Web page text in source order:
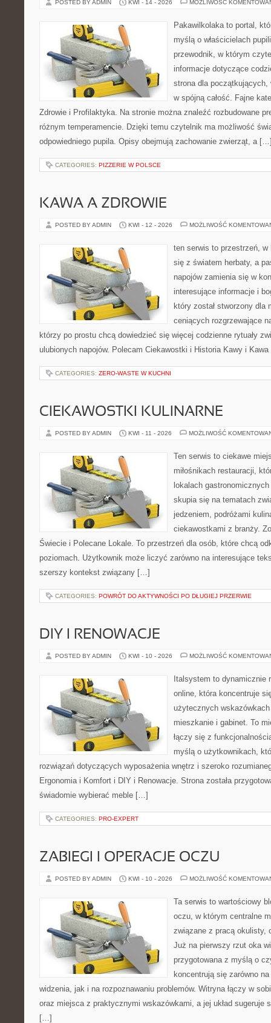
POSTED BY ADMIN KWI - 14 - 2026 MOŻLIWOŚĆ
Pakawilkolaka to portal,
myślą o właścicielach
przewodnik, w którym
informacje dotyczące
strona dla początkujących,
w spójną całość. Fajne
Zdrowie i Profilaktyka. Na stronie można znaleźć rozbudowane
różnym temperamencie. Dzięki temu czytelnik ma możliwość
odpowiedniego pupila. Opisy obejmują zachowanie zwierząt, a
CATEGORIES: PIZZERIE W POLSCE
KAWA A ZDROWIE
POSTED BY ADMIN KWI - 12 - 2026 MOŻLIWOŚĆ
ten serwis to przestrzeń,
się z światem herbaty, a
napojów zamienia się w
interesujące informacje i
który został stworzony dla
ceniących rozgrzewające
którzy po prostu chcą dowiedzieć się więcej codzienne rytuały
ulubionych napojów. Polecam Ciekawostki i Historia Kawy i
CATEGORIES: ZERO-WASTE W KUCHNI
CIEKAWOSTKI KULINARNE
POSTED BY ADMIN KWI - 11 - 2026 MOŻLIWOŚĆ
Ten serwis to ciekawe
miłośnikach restauracji,
lokalach
skupia się na tematach
jedzeniem, podróżami
ciekawostkami z branży.
Świecie i Polecane Lokale. To przestrzeń dla osób, które chcą
poziomach. Użytkownik może liczyć zarówno na interesujące
szerszy kontekst związany […]
CATEGORIES: POWRÓT DO AKTYWNOŚCI PO DŁUGIEJ PRZERWIE
DIY I RENOWACJE
POSTED BY ADMIN KWI - 10 - 2026 MOŻLIWOŚĆ
Italsystem to dynamicznie
online, która koncentruje
użytecznych
mieszkanie i gabinet. To
łączy się z
myślą o użytkownikach,
rozwiązań dotyczących wyposażenia wnętrz i szeroko
Ergonomia i Komfort i DIY i Renowacje. Strona została
świadomie wybierać meble […]
CATEGORIES: PRO-EXPERT
ZABIEGI I OPERACJE OCZU
POSTED BY ADMIN KWI - 10 - 2026 MOŻLIWOŚĆ
Ta serwis to wartościowy
oczu, w którym centralne
związane z pracą okulisty,
Już na pierwszy rzut oka
przygotowana z myślą o
koncentrują się zarówno
widzenia, jak i na rozpoznawaniu problemów. Witryna łączy w
oraz miejsca z praktycznymi wskazówkami, a jej układ sugeruje
[…]